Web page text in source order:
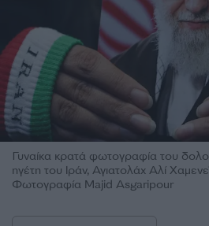
Γυναίκα κρατά φωτογραφία του
ηγέτη του Ιράν, Αγιατολάχ Αλί
Φωτογραφία Majid Asgaripour